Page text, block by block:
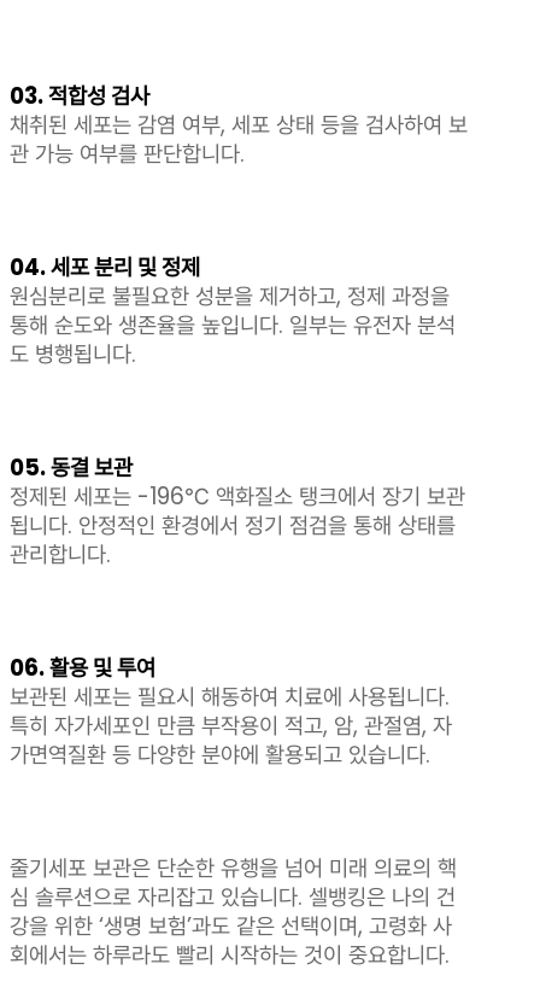
03. 적합성 검사
채취된 세포는 감염 여부, 세포 상태 등을 검사하여 보
관 가능 여부를 판단합니다.
04. 세포 분리 및 정제
원심분리로 불필요한 성분을 제거하고, 정제 과정을
통해 순도와 생존율을 높입니다. 일부는 유전자 분석
도 병행됩니다.
05. 동결 보관
정제된 세포는 -196℃ 액화질소 탱크에서 장기 보관
됩니다. 안정적인 환경에서 정기 점검을 통해 상태를
관리합니다.
06. 활용 및 투여
보관된 세포는 필요시 해동하여 치료에 사용됩니다.
특히 자가세포인 만큼 부작용이 적고, 암, 관절염, 자
가면역질환 등 다양한 분야에 활용되고 있습니다.
줄기세포 보관은 단순한 유행을 넘어 미래 의료의 핵
심 솔루션으로 자리잡고 있습니다. 셀뱅킹은 나의 건
강을 위한 ‘생명 보험’과도 같은 선택이며, 고령화 사
회에서는 하루라도 빨리 시작하는 것이 중요합니다.